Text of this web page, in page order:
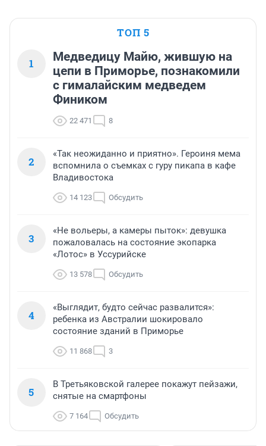
ТОП 5
1
Медведицу Майю, жившую на
цепи в Приморье, познакомили
с гималайским медведем
Фиником
22 471 8
2
«Так неожиданно и приятно». Героиня мема
вспомнила о съемках с гуру пикапа в кафе
Владивостока
14 123 Обсудить
3
«Не вольеры, а камеры пыток»: девушка
пожаловалась на состояние экопарка
«Лотос» в Уссурийске
13 578 Обсудить
4
«Выглядит, будто сейчас развалится»:
ребенка из Австралии шокировало
состояние зданий в Приморье
11 868 3
5
В Третьяковской галерее покажут пейзажи,
снятые на смартфоны
7 164 Обсудить